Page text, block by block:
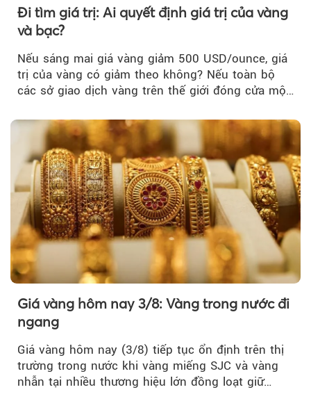
Đi tìm giá trị: Ai quyết định giá trị của vàng
và bạc?
Nếu sáng mai giá vàng giảm 500 USD/ounce, giá
trị của vàng có giảm theo không? Nếu toàn bộ
các sở giao dịch vàng trên thế giới đóng cửa một
Giá vàng hôm nay 3/8: Vàng trong nước đi
ngang
Giá vàng hôm nay (3/8) tiếp tục ổn định trên thị
trường trong nước khi vàng miếng SJC và vàng
nhẫn tại nhiều thương hiệu lớn đồng loạt giữ